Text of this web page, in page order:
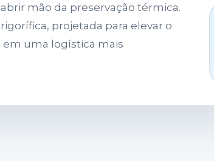
mão da preservação térmica.
projetada para elevar o
uma logística mais